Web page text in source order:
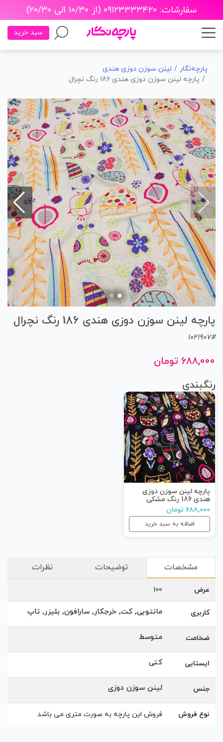
سفارشات: ۰۹۱۲۳۳۳۳۴۲۰ (از ۱۰/۳۰ الی ۲۰/۳۰)
سبد خرید
پارچه‌نگار
لینن سوزن دوزی هندی
پارچه لینن سوزن دوزی هندی 186 رنگ نچرال
پارچه لینن سوزن دوزی هندی 186 رنگ نچرال
1021907#
۶۸۸,۰۰۰ تومان
رنگبندی
پارچه لینن سوزن دوزی
هندی 186 رنگ مشکی
۶۸۸,۰۰۰ تومان
اضافه به سبد خرید
مشخصات توضیحات نظرات
عرض 100
کاربری مانتویی, کت, خرجکار, سارافون, بلیزر, تاپ
ضخامت متوسط
ایستایی کتی
جنس لینن سوزن دوزی
نوع فروش فروش این پارچه به صورت متری می باشد